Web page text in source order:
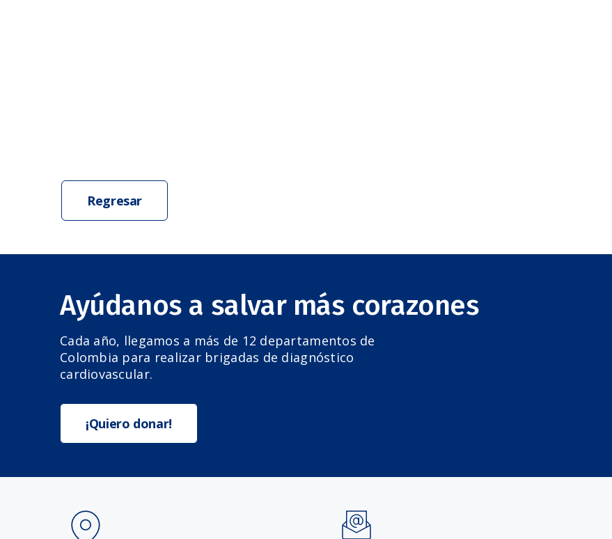
Regresar
Ayúdanos a salvar más corazones
Cada año, llegamos a más de 12 departamentos de
Colombia para realizar brigadas de diagnóstico
cardiovascular.
¡Quiero donar!